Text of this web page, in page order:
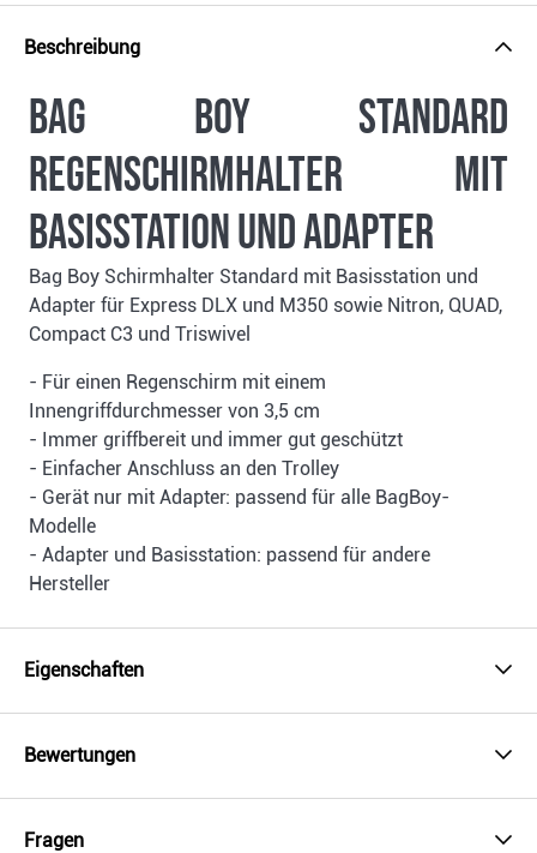
Beschreibung
Bag Boy Standard
Regenschirmhalter mit
Basisstation und Adapter
Bag Boy Schirmhalter Standard mit Basisstation und
Adapter für Express DLX und M350 sowie Nitron, QUAD,
Compact C3 und Triswivel
- Für einen Regenschirm mit einem
Innengriffdurchmesser von 3,5 cm
- Immer griffbereit und immer gut geschützt
- Einfacher Anschluss an den Trolley
- Gerät nur mit Adapter: passend für alle BagBoy-
Modelle
- Adapter und Basisstation: passend für andere
Hersteller
Eigenschaften
Bewertungen
Fragen